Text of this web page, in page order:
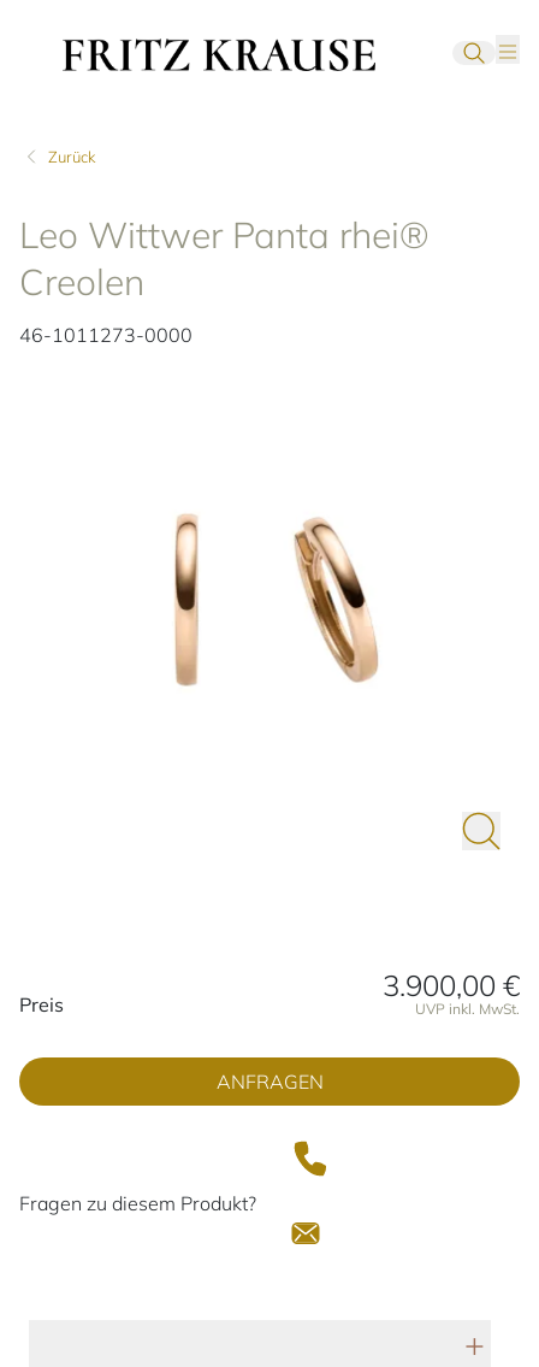
Zurück
Leo Wittwer Panta rhei®
Creolen
46-1011273-0000
Preisinformationen
Preis
3.900,00 €
UVP inkl. MwSt.
ANFRAGEN
Fragen zu diesem Produkt?